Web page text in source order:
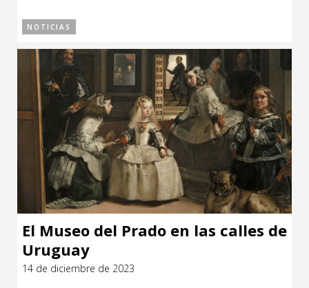
NOTICIAS
El Museo del Prado en las calles de
Uruguay
14 de diciembre de 2023